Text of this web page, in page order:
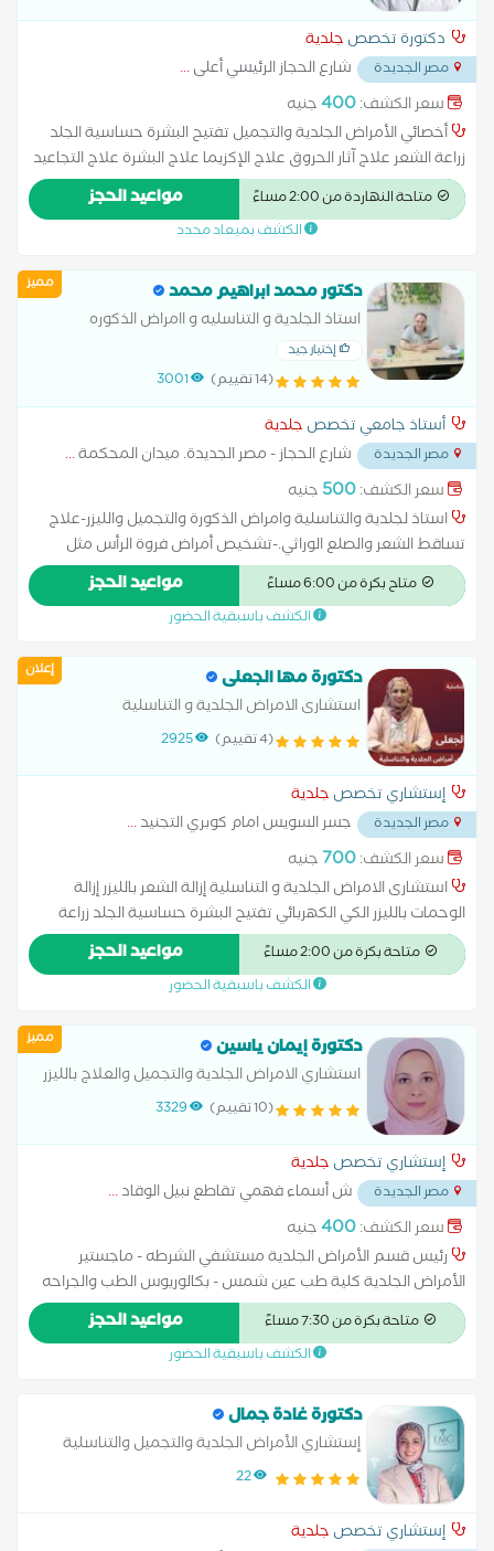
دكتورة تخصص جلدية
مصر الجديدة شارع الحجاز الرئيسي أعلى...
سعر الكشف:400جنيه
أخصائي الأمراض الجلدية والتجميل تفتيح البشرة حساسية الجلد
زراعة الشعر علاج آثار الحروق علاج الإكزيما علاج البشرة علاج التجاعيد
علاج التصبغات الجلدية علاج التينيا بالليزر علاج الصدفية علاج الصلع
علاج الصلع الوراثى علاج الطفح الجلدي علاج الكَلَف علاج الكيس
الدهني علاج النمش علاج سقوط الشعر للسيدات علاج عين السمكة
متاحة النهاردة من 2:00 مساءً مواعيد الحجز
الكشف بميعاد محدد
مميز دكتور محمد ابراهيم محمد
استاذ الجلدية و التناسليه و اامراض الذكوره
إختيار جيد
(14 تقييم) 3001
أستاذ جامعي تخصص جلدية
مصر الجديدة شارع الحجاز - مصر الجديدة. ميدان المحكمة...
سعر الكشف:500 جنيه
استاذ لجلدية والتناسلية وامراض الذكورة والتجميل والليزر-علاج
تساقط الشعر والصلع الوراثي.-تشخيص أمراض فروة الرأس مثل
القشرة والالتهابات.-تقديم خطط علاج دوائية أو تجميلية-العنايه
بالبشره والشعر -حقن الميزوثيرابي والبلازما-والخلايا الجذعية للشعر
والبشره-حقن الهالات السوداء بالبلازما والميزوثيرابي حقن الشفايف
الخراج ،ازاله الكيس الدهني ، ازاله الاظافر ،ازاله الزوائد الجلديه ، ازاله
السنط والثالول-والديرما بن
متاح بكرة من 6:00 مساءً مواعيد الحجز
الكشف باسبقية الحضور
إعلان دكتورة مها الجعلى
استشارى الامراض الجلدية و التناسلية
(4 تقييم) 2925
إستشاري تخصص جلدية
مصر الجديدة جسر السويس امام كوبري التجنيد...
سعر الكشف:700 جنيه
استشارى الامراض الجلدية و التناسلية إزالة الشعر بالليزر إزالة
الوحمات بالليزر الكي الكهربائي تفتيح البشرة حساسية الجلد زراعة
الشعر علاج آثار الحروق علاج الإكزيما علاج البشرة علاج التجاعيد علاج
التصبغات الجلدية علاج التينيا بالليزر علاج الصدفية علاج الصلع علاج
الصلع الوراثى علاج الطفح الجلدي علاج الكَلَف علاج الكيس الدهني
فطريات الاظافر عمل الغمازات
متاحة بكرة من 2:00 مساءً مواعيد الحجز
الكشف باسبقية الحضور
مميز دكتورة إيمان ياسين
استشاري الامراض الجلدية والتجميل والعلاج بالليزر
(10 تقييم) 3329
إستشاري تخصص جلدية
مصر الجديدة ش أسماء فهمي تقاطع نبيل الوقاد...
سعر الكشف:400جنيه
رئيس قسم الأمراض الجلدية مستشفي الشرطه - ماجستير
الأمراض الجلدية كلية طب عين شمس - بكالوريوس الطب والجراحه
العامه كلية طب جامعه عين شمس - دبلومة تطبيقات علوم و آمان
الليزر - الزمالة المصرية للامراض الجلدية.
متاحة بكرة من 7:30 مساءً مواعيد الحجز
الكشف باسبقية الحضور
دكتورة غادة جمال
إستشاري الأمراض الجلدية والتجميل والتناسلية
22
إستشاري تخصص جلدية